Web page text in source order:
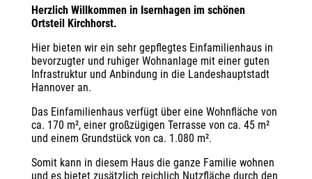
Herzlich Willkommen in Isernhagen im schönen
Ortsteil Kirchhorst.
Hier bieten wir ein sehr gepflegtes Einfamilienhaus in
bevorzugter und ruhiger Wohnanlage mit einer guten
Infrastruktur und Anbindung in die Landeshauptstadt
Hannover an.
Das Einfamilienhaus verfügt über eine Wohnfläche von
ca. 170 m², einer großzügigen Terrasse von ca. 45 m²
und einem Grundstück von ca. 1.080 m².
Somit kann in diesem Haus die ganze Familie wohnen
und es bietet zusätzlich reichlich Nutzfläche durch den